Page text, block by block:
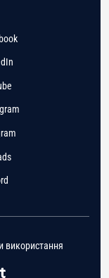
використання